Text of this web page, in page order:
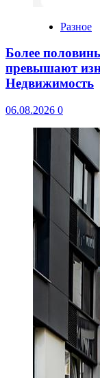
Разное
Более
превышают
Недвижимость
06.08.2026 0